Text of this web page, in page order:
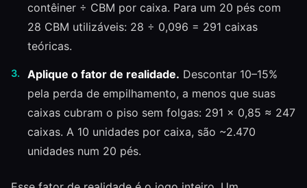
contêiner ÷ CBM por caixa. Para um 20 pés com
28 CBM utilizáveis: 28 ÷ 0,096 = 291 caixas
teóricas.
Aplique o fator de realidade. Descontar 10–15%
pela perda de empilhamento, a menos que suas
caixas cubram o piso sem folgas: 291 × 0,85 ≈ 247
caixas. A 10 unidades por caixa, são ~2.470
unidades num 20 pés.